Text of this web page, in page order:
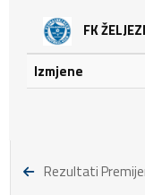
FK
Izmjene
Rezultati